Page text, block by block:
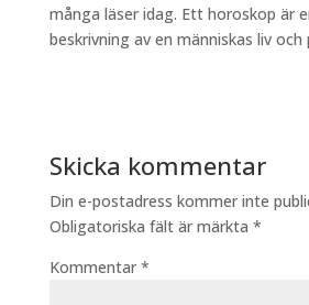
många läser idag. Ett horoskop är
beskrivning av en människas liv
Skicka kommentar
Din e-postadress kommer inte
Obligatoriska fält är märkta *
Kommentar *